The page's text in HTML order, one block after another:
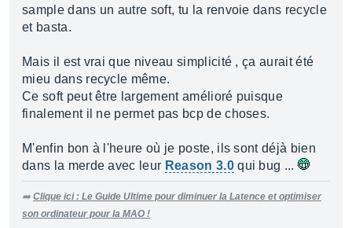
sample dans un autre soft, tu la renvoie dans recycle
et basta.
Mais il est vrai que niveau simplicité , ça aurait été
mieu dans recycle même.
Ce soft peut être largement amélioré puisque
finalement il ne permet pas bcp de choses.
M'enfin bon à l'heure où je poste, ils sont déjà bien
dans la merde avec leur Reason 3.0qui bug ...
➡️ Clique ici : Le Guide Ultime pour diminuer la Latence et optimiser
son ordinateur pour la MAO !